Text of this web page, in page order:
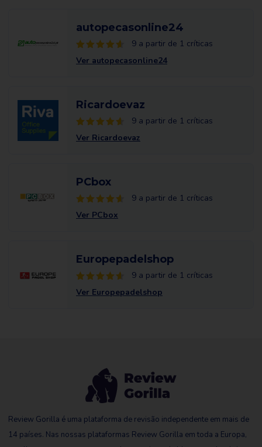
autopecasonline24
9 a partir de 1 críticas
Ver autopecasonline24
Ricardoevaz
9 a partir de 1 críticas
Ver Ricardoevaz
PCbox
9 a partir de 1 críticas
Ver PCbox
Europepadelshop
9 a partir de 1 críticas
Ver Europepadelshop
Review Gorilla é uma plataforma de revisão independente em mais de
14 países. Nas nossas plataformas Review Gorilla em toda a Europa,